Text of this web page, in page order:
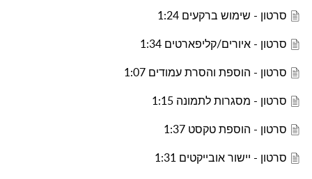
סרטון - שימוש ברקעים 1:24
סרטון - איורים/קליפארטים 1:34
סרטון - הוספת והסרת עמודים 1:07
סרטון - מסגרות לתמונה 1:15
סרטון - הוספת טקסט 1:37
סרטון - יישור אובייקטים 1:31